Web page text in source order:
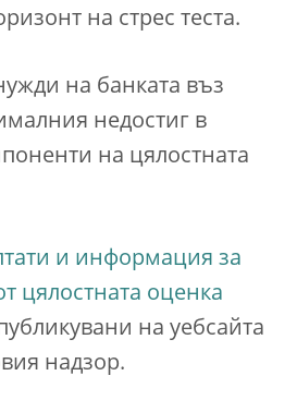
на стрес теста.
на банката въз
недостиг в
на цялостната
и информация за
цялостната оценка
на уебсайта
надзор.